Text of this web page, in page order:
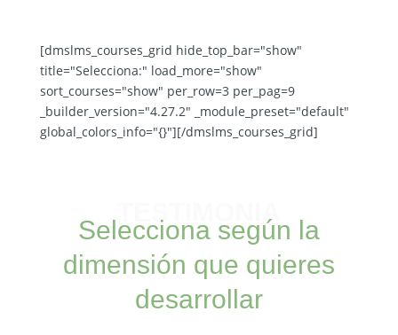
[dmslms_courses_grid hide_top_bar="show"
title="Selecciona:" load_more="show"
sort_courses="show" per_row=3 per_pag=9
_builder_version="4.27.2" _module_preset="default"
global_colors_info="{}"][/dmslms_courses_grid]
TESTIMONIA
Selecciona según la
dimensión que quieres
desarrollar